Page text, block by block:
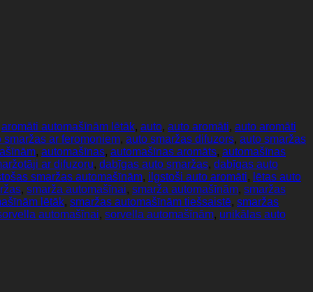
aromāti automašīnām lētāk, auto, auto aromāti, auto aromāti
smaržas ar feromoniem, auto smaržas difuzors, auto smaržas
, automašīnas, automašīnas aromāts, automašīnas
ar difuzoru, dabīgas auto smaržas, dabīgas auto
smaržas automašīnām, ilgstoši auto aromāti, lētas auto
, smarža automašīnai, smarža automašīnām, smaržas
lētāk, smaržas automašīnām tiešsaistē, smaržas
automašīnai, sorvella automašīnām, unikālas auto